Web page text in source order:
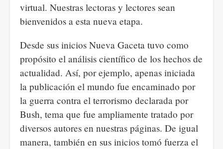
virtual. Nuestras lectoras y lectores sean
bienvenidos a esta nueva etapa.
Desde sus inicios Nueva Gaceta tuvo como
propósito el análisis científico de los hechos de
actualidad. Así, por ejemplo, apenas iniciada
la publicación el mundo fue encaminado por
la guerra contra el terrorismo declarada por
Bush, tema que fue ampliamente tratado por
diversos autores en nuestras páginas. De igual
manera, también en sus inicios tomó fuerza el